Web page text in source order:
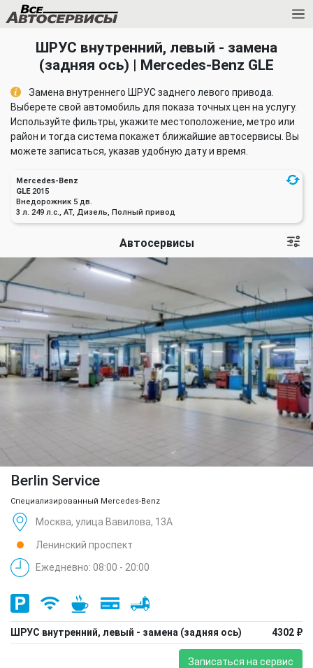
ШРУС внутренний, левый - замена
(задняя ось) | Mercedes-Benz GLE
Замена внутреннего ШРУС заднего левого привода.
Выберете свой автомобиль для показа точных цен на услугу.
Используйте фильтры, укажите местоположение, метро или
район и тогда система покажет ближайшие автосервисы. Вы
можете записаться, указав удобную дату и время.
Mercedes-Benz
GLE2015
Внедорожник 5 дв.
3 л. 249 л.с., AT, Дизель, Полный привод
Автосервисы
Berlin Service
Специализированный Mercedes-Benz
Москва, улица Вавилова, 13А
Ленинский проспект
Ежедневно: 08:00 - 20:00
ШРУС внутренний, левый - замена (задняя ось) 4302 ₽
Записаться на сервис